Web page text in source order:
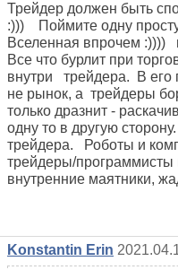
Трейдер должен быть
:))) Поймите одну
Вселенная впрочем :))))
Все что бурлит при
внутри трейдера. В
не рынок, а трейдеры
только дразнит -
одну то в другую
трейдера. Роботы и
трейдеры/программисты
внутренние маятники,
Konstantin Erin